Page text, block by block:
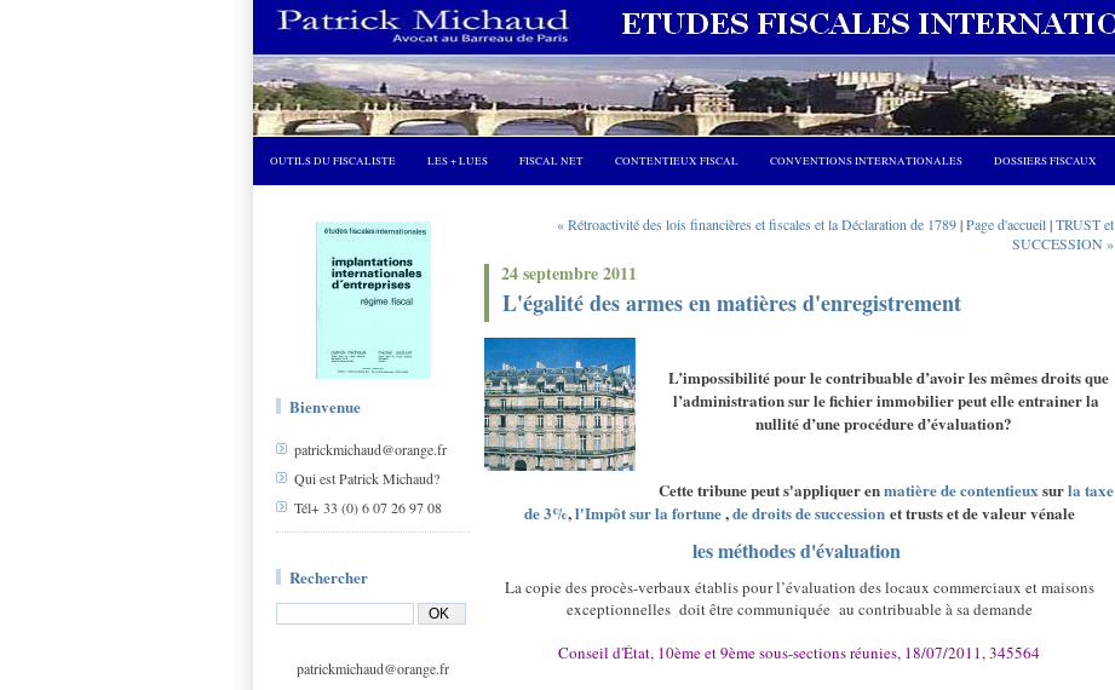
OUTILS DU FISCALISTE LES + LUES FISCAL NET CONTENTIEUX FISCAL CONVENTIONS INTERNATIONALES DOSSIERS FISCAUX
Bienvenue
patrickmichaud@orange.fr
Qui est Patrick Michaud?
Tél+ 33 (0) 6 07 26 97 08
Rechercher
patrickmichaud@orange.fr
« Rétroactivité des lois financières et fiscales et la Déclaration de 1789|Page d'accueil|TRUST et
SUCCESSION »
24 septembre 2011
L'égalité des armes en matières d'enregistrement
L’impossibilité pour le contribuable d’avoir les mêmes droits que
l’administration sur le fichier immobilier peut elle entrainer la
nullité d’une procédure d’évaluation?
Cette tribune peut s'appliquer enmatière de contentieux surla taxe
de 3%,l'Impôt sur la fortune,de droits de successionet trusts et de valeur vénale
les méthodes d'évaluation
La copie des procès-verbaux établis pour l’évaluation des locaux commerciaux et maisons
exceptionnelles doit être communiquée au contribuable à sa demande
Conseil d'État, 10ème et 9ème sous-sections réunies, 18/07/2011, 345564